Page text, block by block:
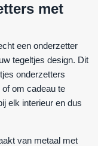
met
een onderzetter
tegeltjes design. Dit
onderzetters
om cadeau te
elk interieur en dus
van metaal met